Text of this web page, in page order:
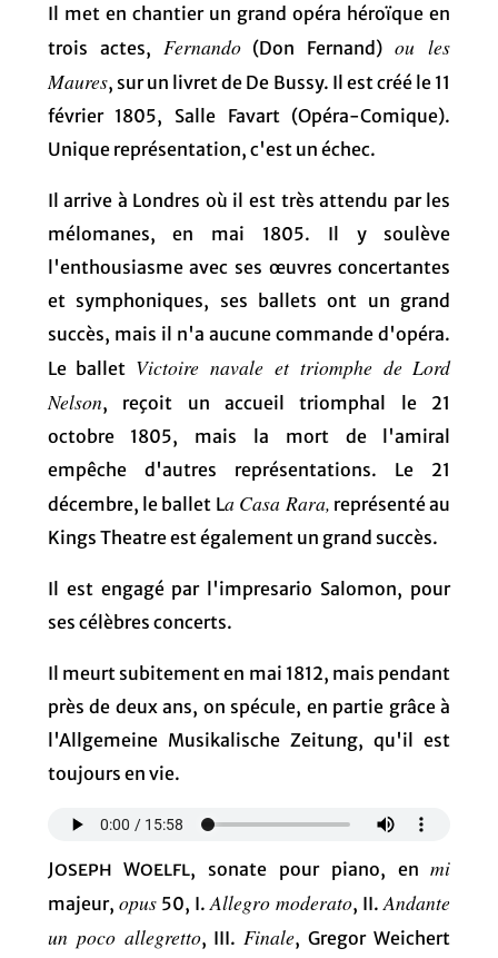
Il met en chantier un grand opéra héroïque en
trois actes, Fernando(Don Fernand)ou les
Maures, sur un livret de De Bussy. Il est créé le 11
février 1805, Salle Favart (Opéra-Comique).
Unique représentation, c'est un échec.
Il arrive à Londres où il est très attendu par les
mélomanes, en mai 1805. Il y soulève
l'enthousiasme avec ses œuvres concertantes
et symphoniques, ses ballets ont un grand
succès, mais il n'a aucune commande d'opéra.
Le ballet Victoire navale et triomphe de Lord
Nelson, reçoit un accueil triomphal le 21
octobre 1805, mais la mort de l'amiral
empêche d'autres représentations. Le 21
décembre, le ballet La Casa Rara, représenté au
Kings Theatre est également un grand succès.
Il est engagé par l'impresario Salomon, pour
ses célèbres concerts.
Il meurt subitement en mai 1812, mais pendant
près de deux ans, on spécule, en partie grâce à
l'Allgemeine Musikalische Zeitung, qu'il est
toujours en vie.
Joseph Woelfl, sonate pour piano, enmi
majeur, opus50, I.Allegro moderato, II.Andante
un poco allegretto, III. Finale, Gregor Weichert